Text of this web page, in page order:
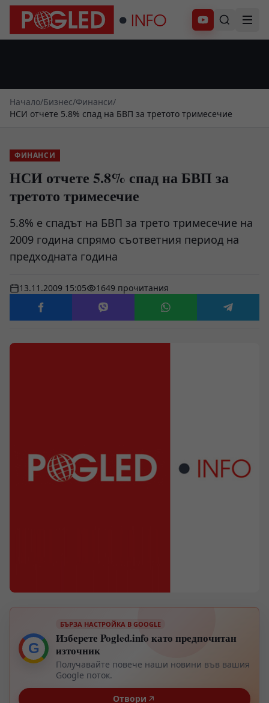
Абонирай се
Начало/Бизнес/Финанси/
НСИ отчете 5.8% спад на БВП за третото тримесечие
ФИНАНСИ
НСИ отчете 5.8% спад на БВП за
третото тримесечие
5.8% е спадът на БВП за трето тримесечие на
2009 година спрямо съответния период на
предходната година
13.11.2009 15:05 1649 прочитания
G
БЪРЗА НАСТРОЙКА В GOOGLE
Изберете Pogled.info като предпочитан
източник
Получавайте повече наши новини във вашия
Google поток.
Отвори